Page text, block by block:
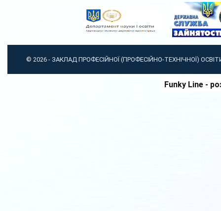
© 2026 - ЗАКЛАД ПРОФЕСІЙНОЇ (ПРОФЕСІЙНО-ТЕХНІЧНОЇ)
Funky Line-